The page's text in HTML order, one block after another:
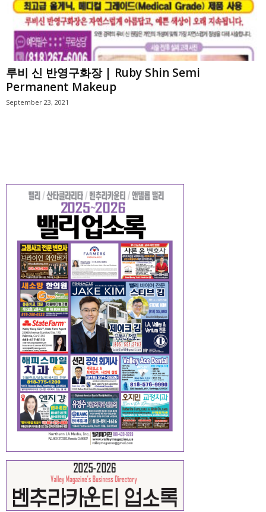
루비 신 반영구화장 | Ruby Shin Semi
Permanent Makeup
September 23, 2021